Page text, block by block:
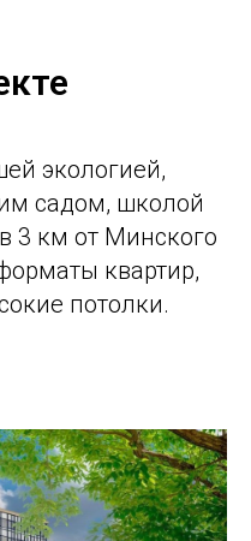
экологией,
садом, школой
3 км от Минского
квартир,
потолки.